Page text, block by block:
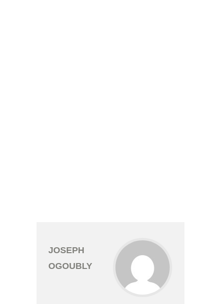
JOSEPH
OGOUBLY